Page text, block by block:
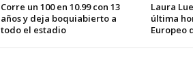
Corre un 100 en 10.99 con 13
años y deja boquiabierto a
todo el estadio
Laura
última
Europeo